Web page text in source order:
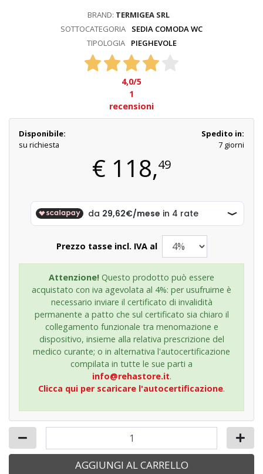
BRAND: TERMIGEA SRL
SOTTOCATEGORIA
SEDIA COMODA WC
TIPOLOGIA
PIEGHEVOLE
4,0/5
1
recensioni
Disponibile:
su richiesta
Spedito in:
7 giorni
€ 118,49
Prezzo tasse incl. IVA al
Attenzione! Questo prodotto può essere
acquistato con iva agevolata al 4%: per usufruirne è
necessario inviare il certificato di invalidità
permanente a patto che sul certificato sia chiaro il
collegamento funzionale tra menomazione e
dispositivo, insieme alla relativa prescrizione del
medico curante; o in alternativa l'autocertificazione
compilata in tutte le sue parti a
info@rehastore.it.
Clicca qui per scaricare l'autocertificazione.
AGGIUNGI AL CARRELLO